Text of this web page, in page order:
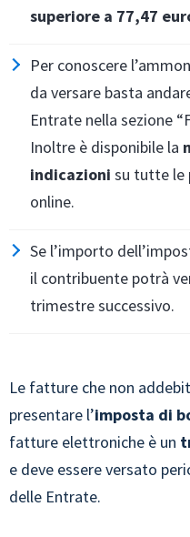
superiore a 77,47
Per conoscere
da versare basta
Entrate nella sezione
Inoltre è disponibile la
indicazioni su tutte le
online.
Se l’importo
il contribuente potrà
trimestre successivo.
Le fatture che non
presentare l’imposta di
fatture elettroniche è un
e deve essere versato
delle Entrate.